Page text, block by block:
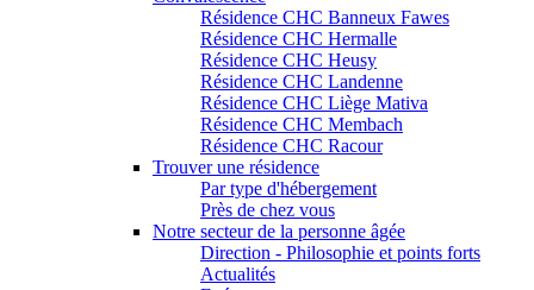
Résidence CHC Banneux Fawes
Résidence CHC Hermalle
Résidence CHC Heusy
Résidence CHC Landenne
Résidence CHC Liège Mativa
Résidence CHC Membach
Résidence CHC Racour
Trouver une résidence
Par type d'hébergement
Près de chez vous
Notre secteur de la personne âgée
Direction - Philosophie et points forts
Actualités